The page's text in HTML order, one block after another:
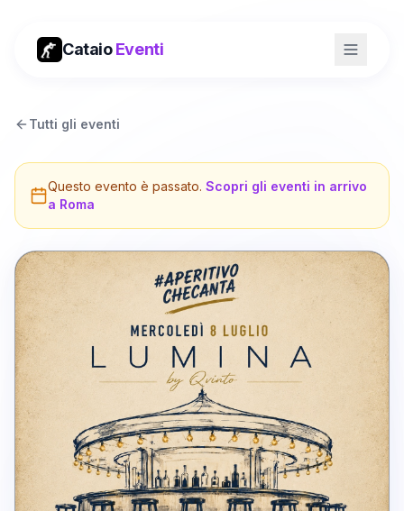
CataioEventi
Tutti gli eventi
Questo evento è passato. Scopri gli eventi in arrivo
a Roma